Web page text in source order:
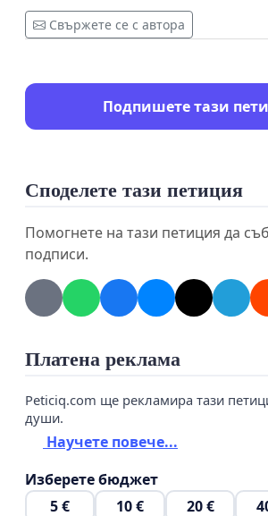
Софийски адвокатски съвет (
Управителен съвет на Съюза на
ДО
ЧЛЕНОВЕТЕ НА ВИСШИЯ
СТАНОВИЩЕ НА СЪДИИ ОТ
УВАЖАЕМИ ДАМИ И ГОСПОДА,
С настоящото:
- Отчитаме провала на Висшия
през целия си мандат да осигури
електронно правосъдие въпреки
Свържете се с автора
Подпишете тази
Споделете тази петиция
Помогнете на тази петиция да
подписи.
Платена реклама
Peticiq.com ще рекламира тази
души.
Научете повече...
Изберете бюджет
5 €
10 € 20 €